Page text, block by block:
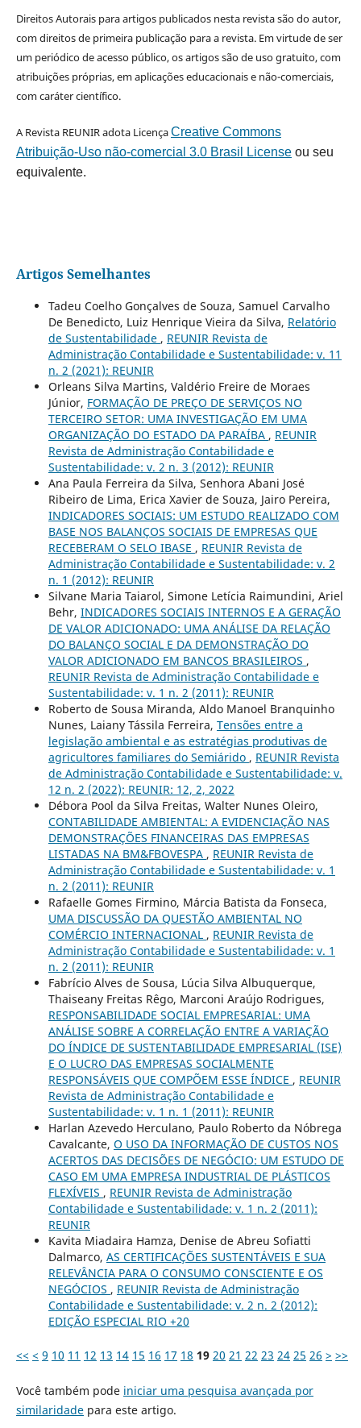
Direitos Autorais para artigos publicados nesta revista são do autor,
com direitos de primeira publicação para a revista. Em virtude de ser
um periódico de acesso público, os artigos são de uso gratuito, com
atribuições próprias, em aplicações educacionais e não-comerciais,
com caráter científico.
A Revista REUNIR adota LicençaCreative Commons
Atribuição-Uso não-comercial 3.0 Brasil Licenseou seu
equivalente.
Artigos Semelhantes
Tadeu Coelho Gonçalves de Souza, Samuel Carvalho
De Benedicto, Luiz Henrique Vieira da Silva, Relatório
de Sustentabilidade , REUNIR Revista de
Administração Contabilidade e Sustentabilidade: v. 11
n. 2 (2021): REUNIR
Orleans Silva Martins, Valdério Freire de Moraes
Júnior, FORMAÇÃO DE PREÇO DE SERVIÇOS NO
TERCEIRO SETOR: UMA INVESTIGAÇÃO EM UMA
ORGANIZAÇÃO DO ESTADO DA PARAÍBA , REUNIR
Revista de Administração Contabilidade e
Sustentabilidade: v. 2 n. 3 (2012): REUNIR
Ana Paula Ferreira da Silva, Senhora Abani José
Ribeiro de Lima, Erica Xavier de Souza, Jairo Pereira,
INDICADORES SOCIAIS: UM ESTUDO REALIZADO COM
BASE NOS BALANÇOS SOCIAIS DE EMPRESAS QUE
RECEBERAM O SELO IBASE , REUNIR Revista de
Administração Contabilidade e Sustentabilidade: v. 2
n. 1 (2012): REUNIR
Silvane Maria Taiarol, Simone Letícia Raimundini, Ariel
Behr, INDICADORES SOCIAIS INTERNOS E A GERAÇÃO
DE VALOR ADICIONADO: UMA ANÁLISE DA RELAÇÃO
DO BALANÇO SOCIAL E DA DEMONSTRAÇÃO DO
VALOR ADICIONADO EM BANCOS BRASILEIROS ,
REUNIR Revista de Administração Contabilidade e
Sustentabilidade: v. 1 n. 2 (2011): REUNIR
Roberto de Sousa Miranda, Aldo Manoel Branquinho
Nunes, Laiany Tássila Ferreira, Tensões entre a
legislação ambiental e as estratégias produtivas de
agricultores familiares do Semiárido , REUNIR Revista
de Administração Contabilidade e Sustentabilidade: v.
12 n. 2 (2022): REUNIR: 12, 2, 2022
Débora Pool da Silva Freitas, Walter Nunes Oleiro,
CONTABILIDADE AMBIENTAL: A EVIDENCIAÇÃO NAS
DEMONSTRAÇÕES FINANCEIRAS DAS EMPRESAS
LISTADAS NA BM&FBOVESPA , REUNIR Revista de
Administração Contabilidade e Sustentabilidade: v. 1
n. 2 (2011): REUNIR
Rafaelle Gomes Firmino, Márcia Batista da Fonseca,
UMA DISCUSSÃO DA QUESTÃO AMBIENTAL NO
COMÉRCIO INTERNACIONAL , REUNIR Revista de
Administração Contabilidade e Sustentabilidade: v. 1
n. 2 (2011): REUNIR
Fabrício Alves de Sousa, Lúcia Silva Albuquerque,
Thaiseany Freitas Rêgo, Marconi Araújo Rodrigues,
RESPONSABILIDADE SOCIAL EMPRESARIAL: UMA
ANÁLISE SOBRE A CORRELAÇÃO ENTRE A VARIAÇÃO
DO ÍNDICE DE SUSTENTABILIDADE EMPRESARIAL (ISE)
E O LUCRO DAS EMPRESAS SOCIALMENTE
RESPONSÁVEIS QUE COMPÕEM ESSE ÍNDICE , REUNIR
Revista de Administração Contabilidade e
Sustentabilidade: v. 1 n. 1 (2011): REUNIR
Harlan Azevedo Herculano, Paulo Roberto da Nóbrega
Cavalcante, O USO DA INFORMAÇÃO DE CUSTOS NOS
ACERTOS DAS DECISÕES DE NEGÓCIO: UM ESTUDO DE
CASO EM UMA EMPRESA INDUSTRIAL DE PLÁSTICOS
FLEXÍVEIS , REUNIR Revista de Administração
Contabilidade e Sustentabilidade: v. 1 n. 2 (2011):
REUNIR
Kavita Miadaira Hamza, Denise de Abreu Sofiatti
Dalmarco, AS CERTIFICAÇÕES SUSTENTÁVEIS E SUA
RELEVÂNCIA PARA O CONSUMO CONSCIENTE E OS
NEGÓCIOS , REUNIR Revista de Administração
Contabilidade e Sustentabilidade: v. 2 n. 2 (2012):
EDIÇÃO ESPECIAL RIO +20
<< < 9 10 11 12 13 14 15 16 17 18 19 20 21 22 23 24 25 26 > >>
Você também pode iniciar uma pesquisa avançada por
similaridadepara este artigo.